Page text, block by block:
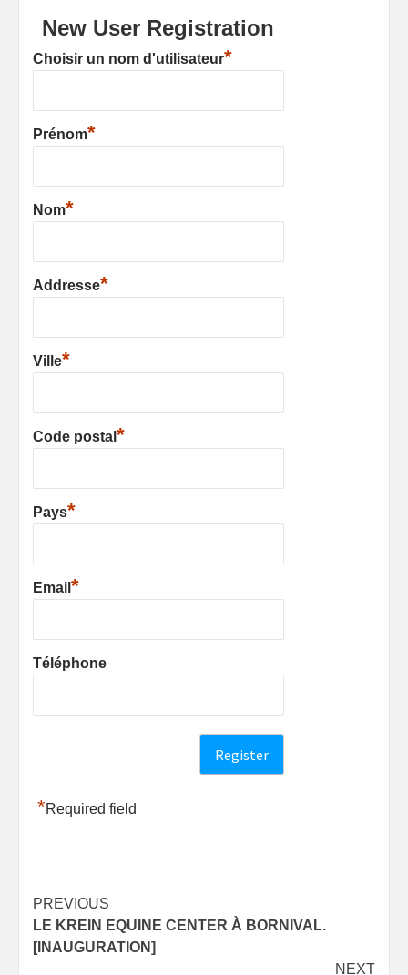
New User Registration
Choisir un nom d'utilisateur*
Prénom*
Nom*
Addresse*
Ville*
Code postal *
Pays*
Email *
Téléphone
*Required field
Post
navigation
PREVIOUS
LE KREIN EQUINE CENTER À BORNIVAL.
[INAUGURATION]
NEXT